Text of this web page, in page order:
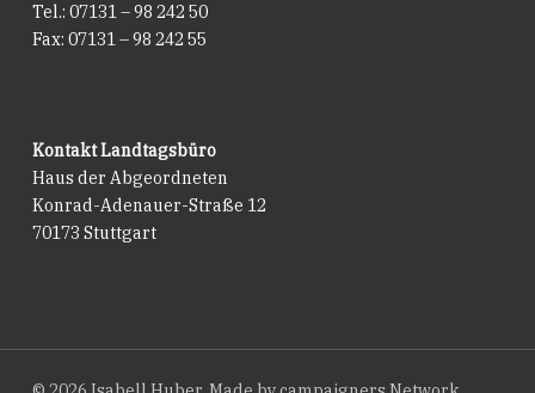
Tel.: 07131 – 98 242 50
Fax: 07131 – 98 242 55
Kontakt Landtagsbüro
Haus der Abgeordneten
Konrad-Adenauer-Straße 12
70173 Stuttgart